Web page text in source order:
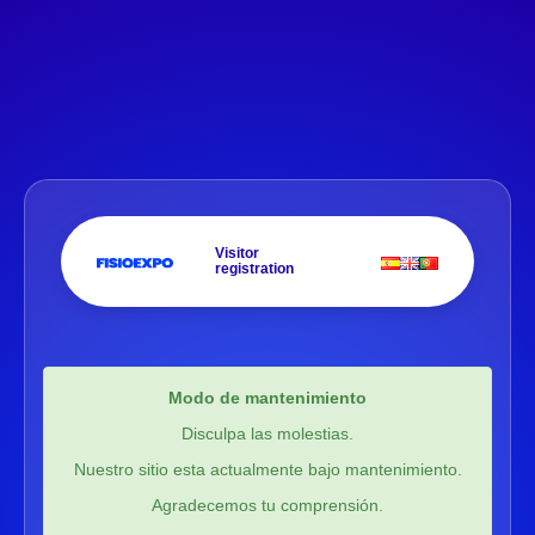
Visitor
registration
Modo de mantenimiento
Disculpa las molestias.
Nuestro sitio esta actualmente bajo mantenimiento.
Agradecemos tu comprensión.